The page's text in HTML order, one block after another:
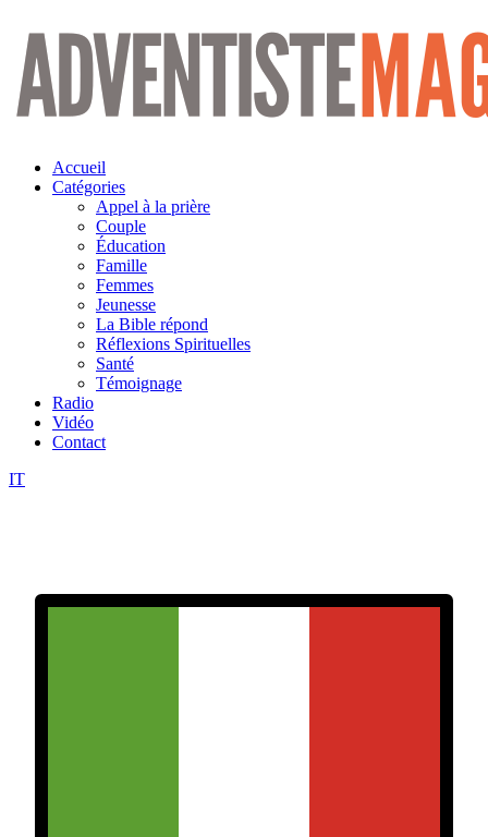
Aller
contenu
Accueil
Catégories
Appel à la prière
Couple
Éducation
Famille
Femmes
Jeunesse
La Bible répond
Réflexions Spirituelles
Santé
Témoignage
Radio
Vidéo
Contact
IT